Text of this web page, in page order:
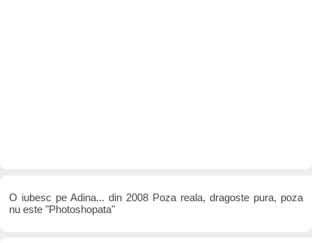
O iubesc pe Adina... din 2008 Poza reala, dragoste pura, poza
nu este "Photoshopata"